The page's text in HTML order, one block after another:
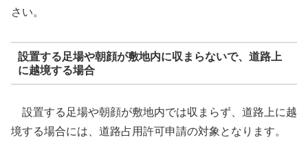
さい。
設置する足場や朝顔が敷地内に収まらないで、道路上
に越境する場合
設置する足場や朝顔が敷地内では収まらず、道路上に越
境する場合には、道路占用許可申請の対象となります。